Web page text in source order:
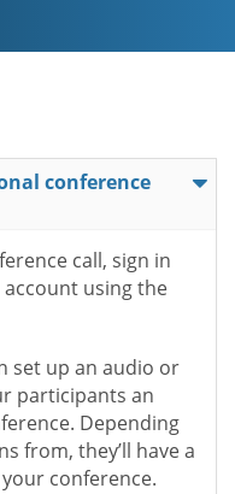
conference
call, sign in
using the
set up an audio or
participants an
Depending
from, they’ll have a
conference.